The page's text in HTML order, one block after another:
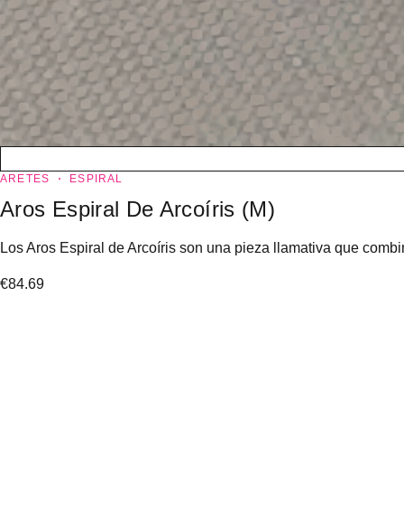
ARETES ESPIRAL
Aros Espiral De Arcoíris (M)
Los Aros Espiral de Arcoíris son una pieza llamativa que
€84.69